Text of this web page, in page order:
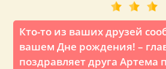
Кто-то из ваших друзей
вашем Дне рождения! –
поздравляет друга Артема